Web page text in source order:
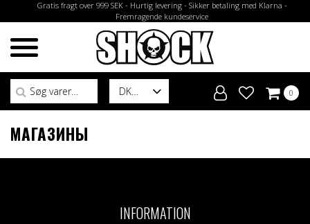
Gratis fragt over 999 SEK - Hurtig levering - Sikker betaling med Klarna -
Fremragende kundeservice
DK
Søg efter:
0
МАГАЗИНЫ
INFORMATION